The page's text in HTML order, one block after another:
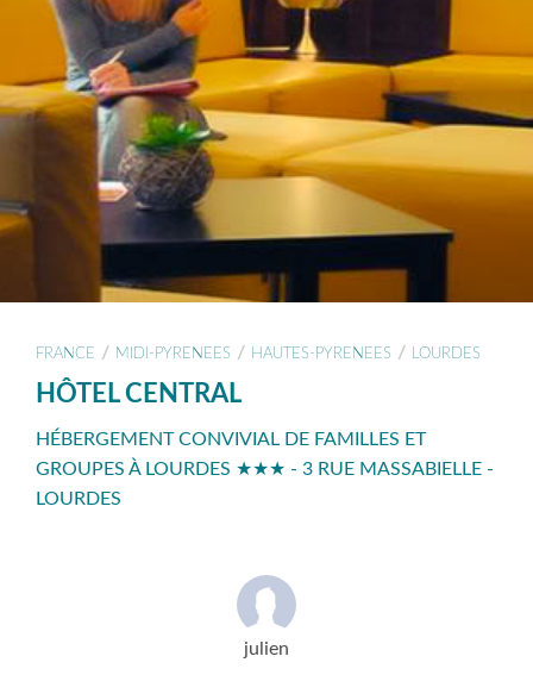
FRANCE / MIDI-PYRENEES / HAUTES-PYRENEES / LOURDES
HÔTEL CENTRAL
HÉBERGEMENT CONVIVIAL DE FAMILLES ET
GROUPES À LOURDES ★★★ - 3 RUE MASSABIELLE -
LOURDES
julien